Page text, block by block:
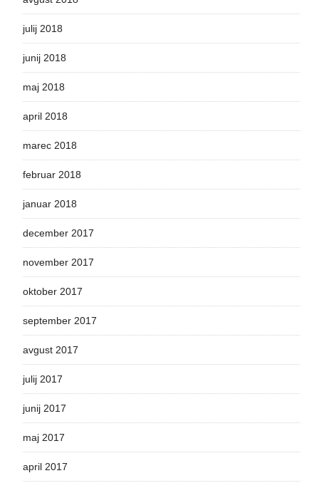
julij 2018
junij 2018
maj 2018
april 2018
marec 2018
februar 2018
januar 2018
december 2017
november 2017
oktober 2017
september 2017
avgust 2017
julij 2017
junij 2017
maj 2017
april 2017